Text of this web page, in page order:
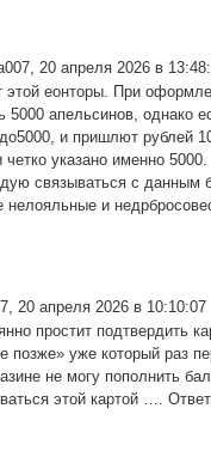
20 апреля 2026 в
этой еонторы. При
апельсинов, однако
и пришлют рублей
указано именно 5000.
связываться с данным
и
20 апреля 2026 в 10:10:07
простит подтвердить
позже» уже который раз
не могу пополнить
этой картой ….